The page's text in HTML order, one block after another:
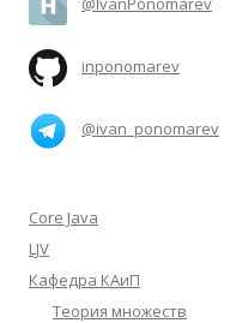
inponomarev
@ivan_ponomarev
Core Java
LJV
Кафедра КАиП
Теория множеств